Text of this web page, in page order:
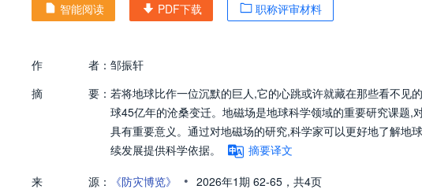
智能阅读 PDF下载 职称评审材料
作 者： 邹振轩
摘
要： 若将地球比作一位沉默的巨人,它的心跳或许就藏在那些看不见
球45亿年的沧桑变迁。地磁场是地球科学领域的重要研究课题
具有重要意义。通过对地磁场的研究,科学家可以更好地了解地
续发展提供科学依据。
摘要译文
来
源： 《防灾博览》 • 2026年1期 62-65， 共4页